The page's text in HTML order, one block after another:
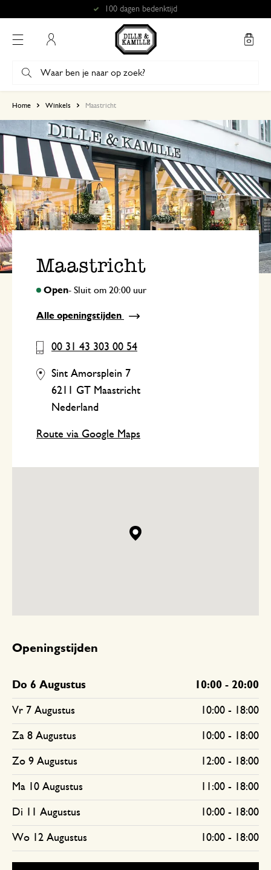
Gratis afhalen in onze winkels*
Home Winkels Maastricht
Maastricht
Alle openingstijden
00 31 43 303 00 54
Sint Amorsplein 7
6211 GT Maastricht
Nederland
Route via Google Maps
Openingstijden
Do 6 Augustus 10:00 - 20:00
Vr 7 Augustus 10:00 - 18:00
Za 8 Augustus 10:00 - 18:00
Zo 9 Augustus 12:00 - 18:00
Ma 10 Augustus 11:00 - 18:00
Di 11 Augustus 10:00 - 18:00
Wo 12 Augustus 10:00 - 18:00